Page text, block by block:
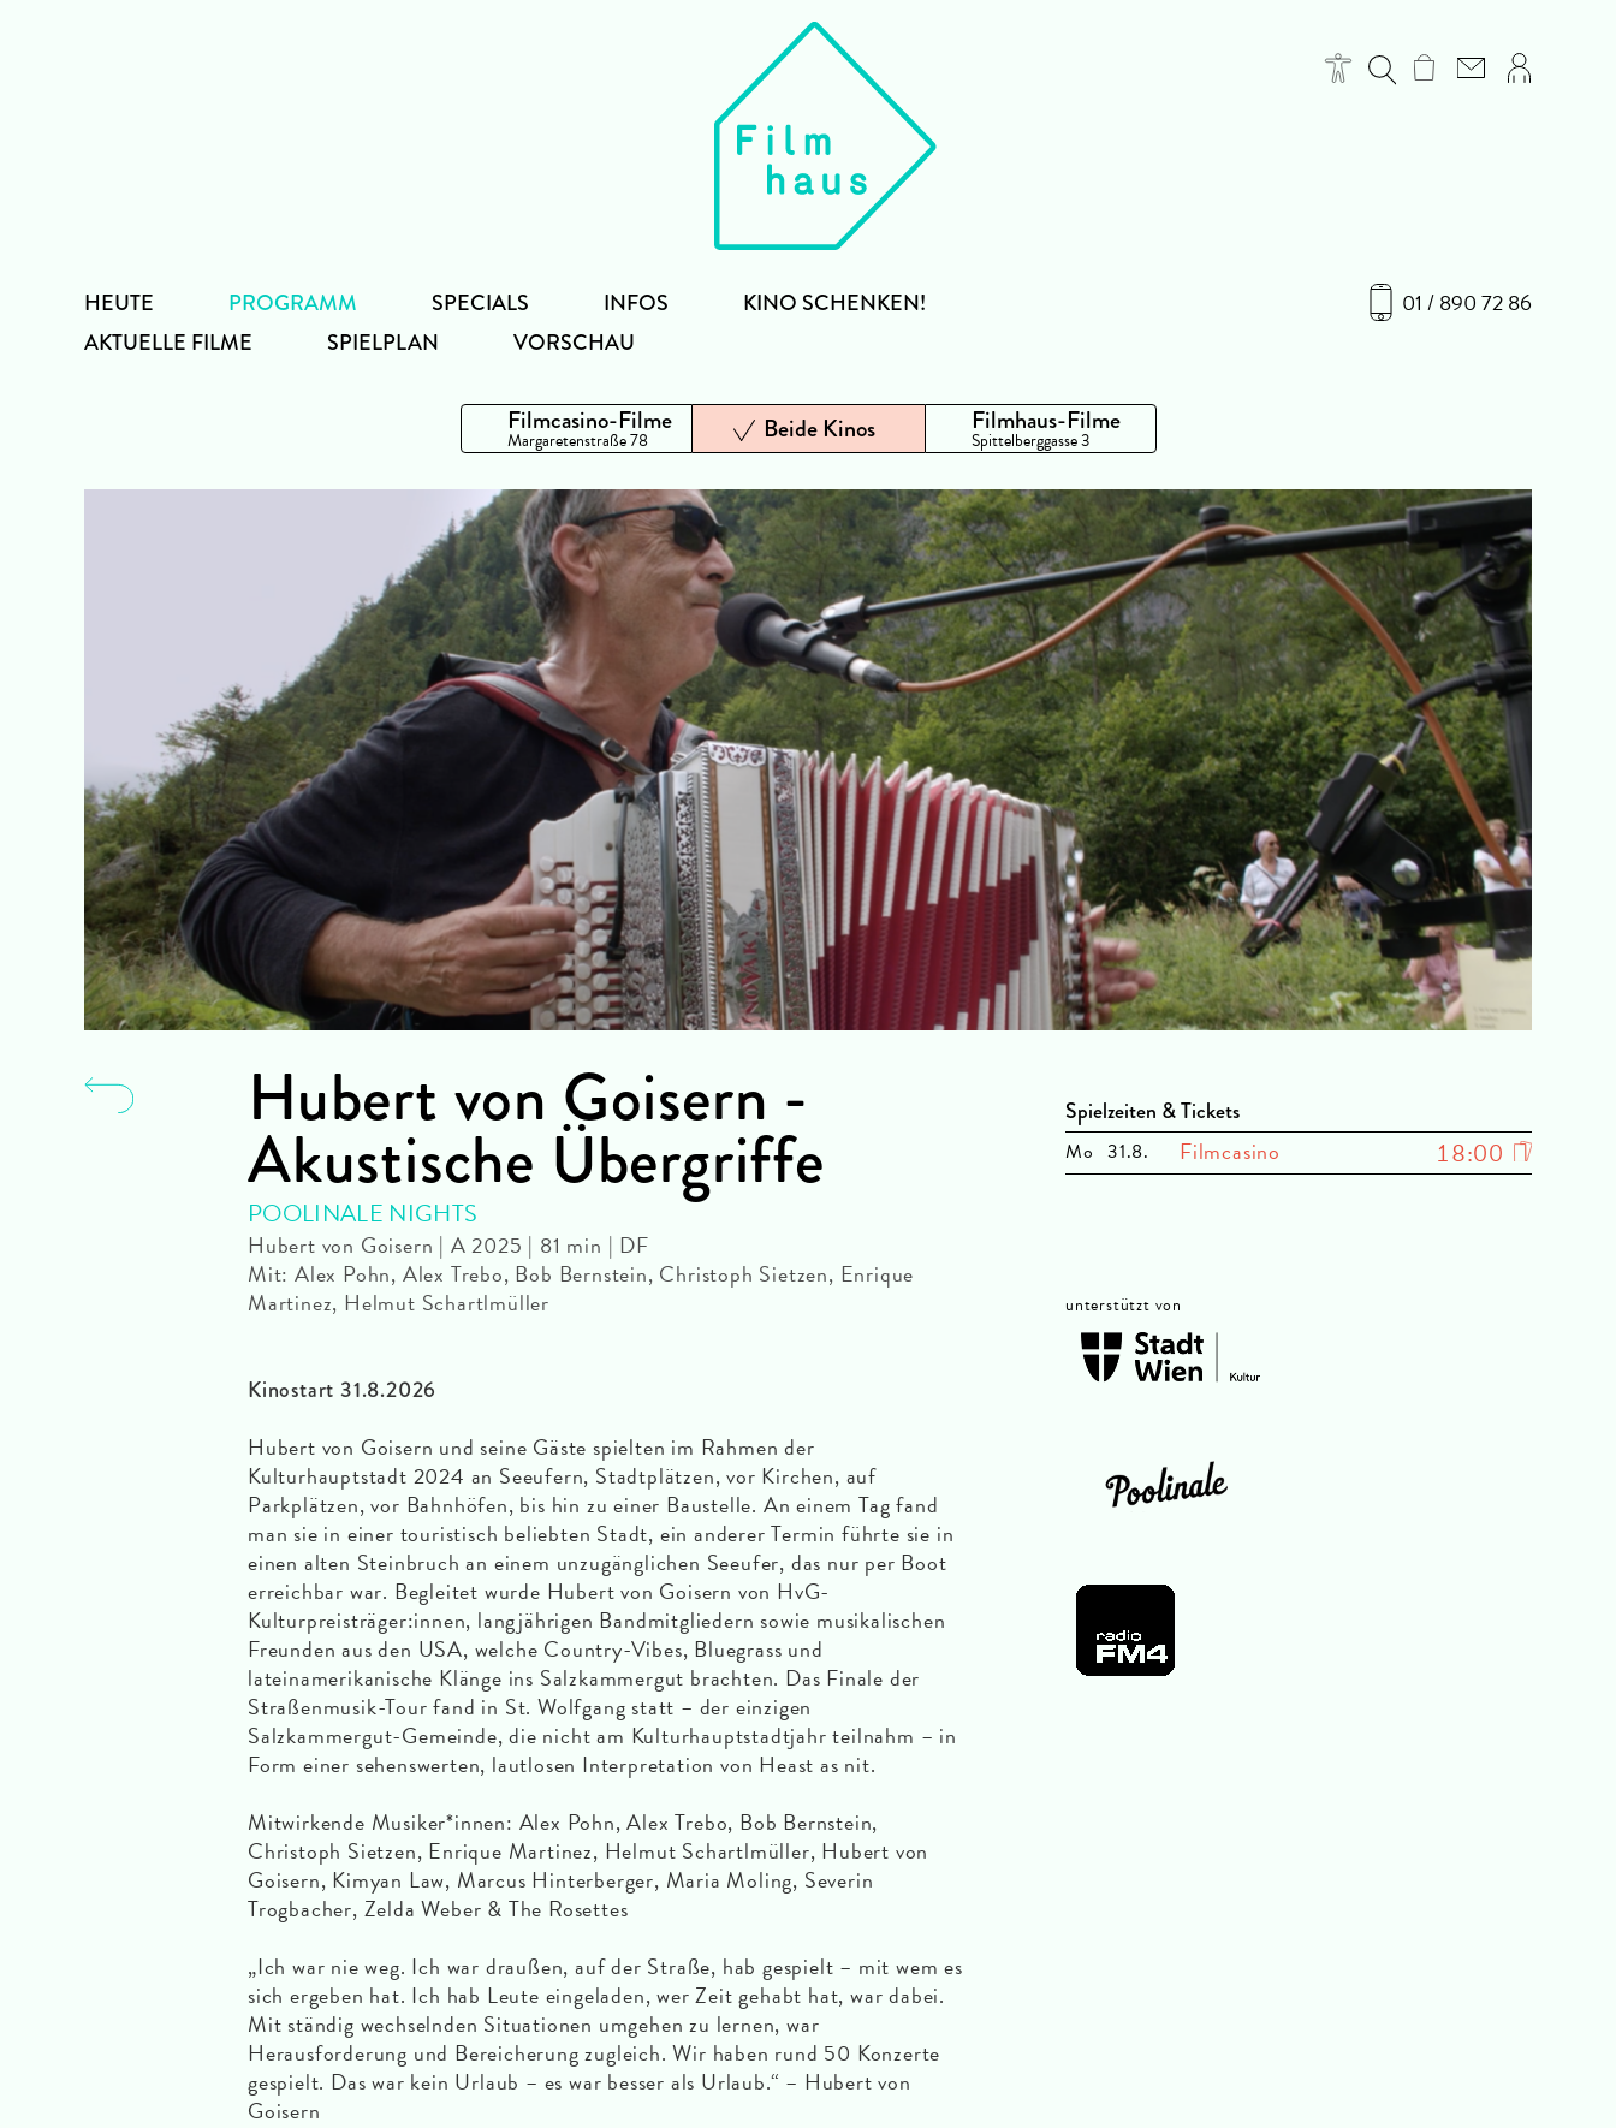
01 / 890 72 86
HEUTE
PROGRAMM
AKTUELLE FILME
SPIELPLAN VORSCHAU
SPECIALS INFOS KINO SCHENKEN!
Filmcasino-Filme
Margaretenstraße 78 Beide Kinos Filmhaus-Filme
Spittelberggasse 3
Hubert von Goisern -
Akustische Übergriffe
POOLINALE NIGHTS
Hubert von Goisern | A 2025 | 81 min | DF
Mit: Alex Pohn, Alex Trebo, Bob Bernstein, Christoph Sietzen, Enrique
Martinez, Helmut Schartlmüller
Kinostart 31.8.2026
Hubert von Goisern und seine Gäste spielten im Rahmen der
Kulturhauptstadt 2024 an Seeufern, Stadtplätzen, vor Kirchen, auf
Parkplätzen, vor Bahnhöfen, bis hin zu einer Baustelle. An einem Tag fand
man sie in einer touristisch beliebten Stadt, ein anderer Termin führte sie in
einen alten Steinbruch an einem unzugänglichen Seeufer, das nur per Boot
erreichbar war. Begleitet wurde Hubert von Goisern von HvG-
Kulturpreisträger:innen, langjährigen Bandmitgliedern sowie musikalischen
Freunden aus den USA, welche Country-Vibes, Bluegrass und
lateinamerikanische Klänge ins Salzkammergut brachten. Das Finale der
Straßenmusik-Tour fand in St. Wolfgang statt – der einzigen
Salzkammergut-Gemeinde, die nicht am Kulturhauptstadtjahr teilnahm – in
Form einer sehenswerten, lautlosen Interpretation von Heast as nit.
Mitwirkende Musiker*innen: Alex Pohn, Alex Trebo, Bob Bernstein,
Christoph Sietzen, Enrique Martinez, Helmut Schartlmüller, Hubert von
Goisern, Kimyan Law, Marcus Hinterberger, Maria Moling, Severin
Trogbacher, Zelda Weber & The Rosettes
„Ich war nie weg. Ich war draußen, auf der Straße, hab gespielt – mit wem es
sich ergeben hat. Ich hab Leute eingeladen, wer Zeit gehabt hat, war dabei.
Mit ständig wechselnden Situationen umgehen zu lernen, war
Herausforderung und Bereicherung zugleich. Wir haben rund 50 Konzerte
gespielt. Das war kein Urlaub – es war besser als Urlaub.“ – Hubert von
Goisern
Spielzeiten & Tickets
Mo 31.8. Filmcasino 18:00
unterstützt von